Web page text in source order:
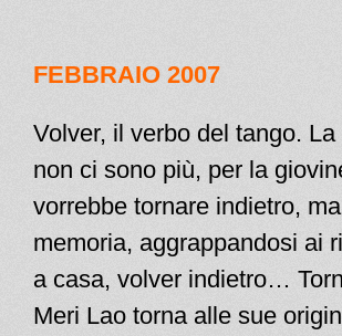
FEBBRAIO 2007
Volver, il verbo del tango.
non ci sono più, per la
vorrebbe tornare indietro,
memoria, aggrappandosi ai
a casa, volver indietro…
Meri Lao torna alle sue